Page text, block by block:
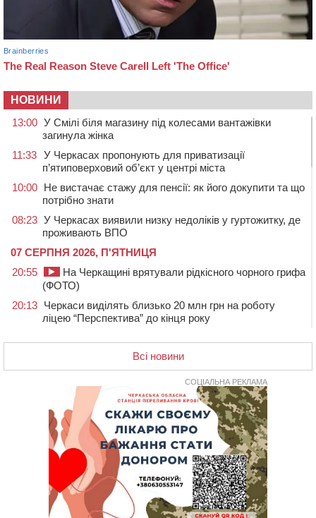
НОВИНИ
13:00 У Смілі біля магазину під колесами вантажівки
загинула жінка
11:33 У Черкасах пропонують для приватизації
п’ятиповерховий об’єкт у центрі міста
10:00 Не вистачає стажу для пенсії: як його докупити та що
потрібно знати
08:23 У Черкасах виявили низку недоліків у гуртожитку, де
проживають ВПО
07 СЕРПНЯ 2026, П'ЯТНИЦЯ
20:55
На Черкащині врятували рідкісного чорного грифа
(ФОТО)
20:13 Черкаси виділять близько 20 млн грн на роботу
ліцею “Перспектива” до кінця року
ділянок, незаконно переданих іноземцем
19:00 Вихователька з Черкас і дві педагогині з області
стали фіналістками Global Teacher Prize Ukraine 2026
Зарядка, йога, сапи та нові знайомства: у Черкасах
закрили сезон літнього табору для людей поважного
віку
“Це страшна несправедливість”: мати хворого на
СМА 13-річного хлопця із Драбівщини просить
ОВА виділити кошти на дороговартісні ліки
На Уманщині судитимуть колишню очільницю відділу
освіти через закупівлю електрики за завищеною
Всі новини
СОЦІАЛЬНА РЕКЛАМА